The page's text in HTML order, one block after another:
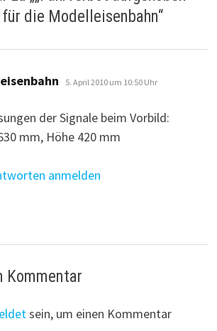
die Modelleisenbahn“
sagt:
5. April 2010 um 10:50 Uhr
der Signale beim Vorbild:
mm, Höhe 420 mm
anmelden
Kommentar
sein, um einen Kommentar